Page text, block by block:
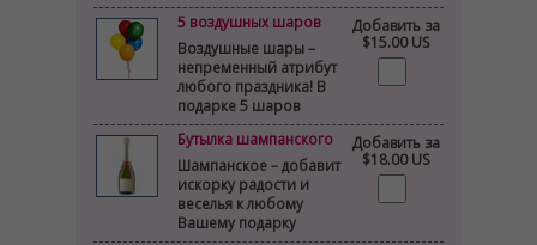
Добавить за
$15.00 US
5 воздушных шаров
Воздушные шары –
непременный атрибут
любого праздника! В
подарке 5 шаров
Добавить за
$18.00 US
Бутылка шампанского
Шампанское – добавит
искорку радости и
веселья к любому
Вашему подарку